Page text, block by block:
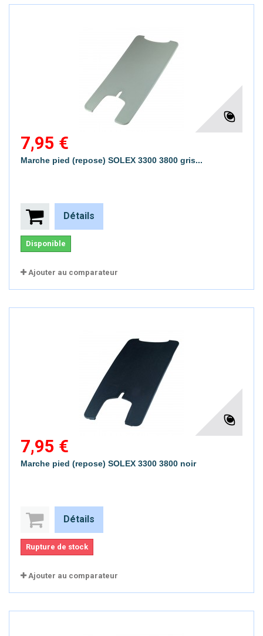
7,95 €
Marche pied (repose) SOLEX 3300 3800 gris...
Détails
Disponible
Ajouter au comparateur
7,95 €
Marche pied (repose) SOLEX 3300 3800 noir
Détails
Rupture de stock
Ajouter au comparateur